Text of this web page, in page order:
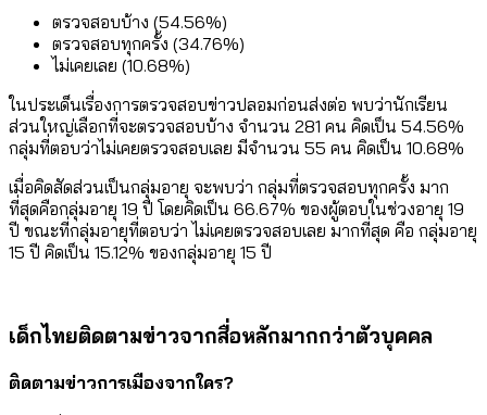
ตรวจสอบบ้าง (54.56%)
ตรวจสอบทุกครั้ง (34.76%)
ไม่เคยเลย (10.68%)
ในประเด็นเรื่องการตรวจสอบข่าวปลอมก่อนส่งต่อ พบว่านักเรียน
ส่วนใหญ่เลือกที่จะตรวจสอบบ้าง จำนวน 281 คน คิดเป็น 54.56%
กลุ่มที่ตอบว่าไม่เคยตรวจสอบเลย มีจำนวน 55 คน คิดเป็น 10.68%
เมื่อคิดสัดส่วนเป็นกลุ่มอายุ จะพบว่า กลุ่มที่ตรวจสอบทุกครั้ง มาก
ที่สุดคือกลุ่มอายุ 19 ปี โดยคิดเป็น 66.67% ของผู้ตอบในช่วงอายุ 19
ปี ขณะที่กลุ่มอายุที่ตอบว่า ไม่เคยตรวจสอบเลย มากที่สุด คือ กลุ่มอายุ
15 ปี คิดเป็น 15.12% ของกลุ่มอายุ 15 ปี
เด็กไทยติดตามข่าวจากสื่อหลักมากกว่าตัวบุคคล
ติดตามข่าวการเมืองจากใคร?